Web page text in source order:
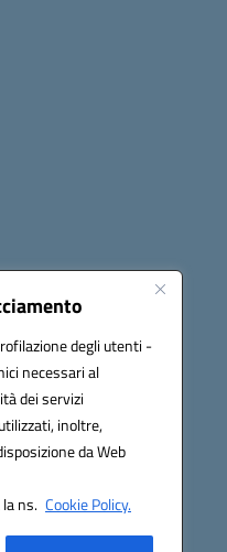
degli utenti -
necessari al
dei servizi
inoltre,
da Web
ns. Cookie Policy.